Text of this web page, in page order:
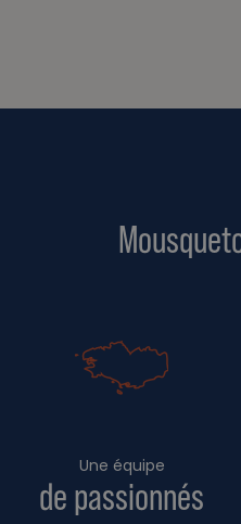
Une équipe
de passionnés